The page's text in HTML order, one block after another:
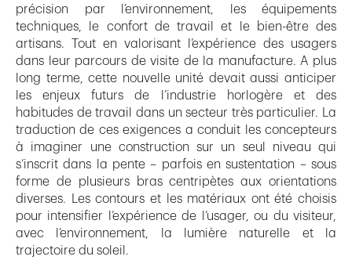
précision par l’environnement, les équipements
techniques, le confort de travail et le bien-être des
artisans. Tout en valorisant l’expérience des usagers
dans leur parcours de visite de la manufacture. A plus
long terme, cette nouvelle unité devait aussi anticiper
les enjeux futurs de l’industrie horlogère et des
habitudes de travail dans un secteur très particulier. La
traduction de ces exigences a conduit les concepteurs
à imaginer une construction sur un seul niveau qui
s’inscrit dans la pente – parfois en sustentation – sous
forme de plusieurs bras centripètes aux orientations
diverses. Les contours et les matériaux ont été choisis
pour intensifier l’expérience de l’usager, ou du visiteur,
avec l’environnement, la lumière naturelle et la
trajectoire du soleil.